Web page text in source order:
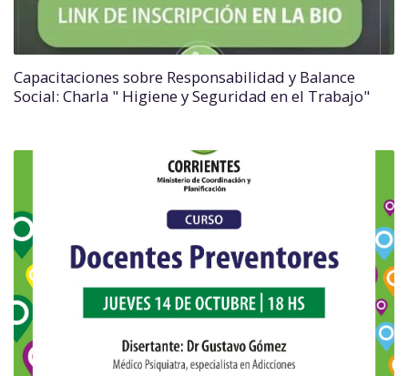
Capacitaciones sobre Responsabilidad y Balance
Social: Charla " Higiene y Seguridad en el Trabajo"